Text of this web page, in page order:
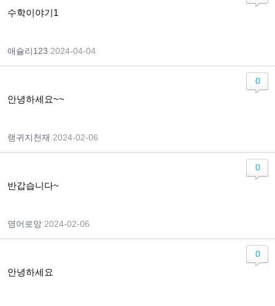
수학이야기1
애슐리123 2024-04-04
안녕하세요~~
랭귀지천재 2024-02-06
0
반갑습니다~
영어로망 2024-02-06
0
안녕하세요
0